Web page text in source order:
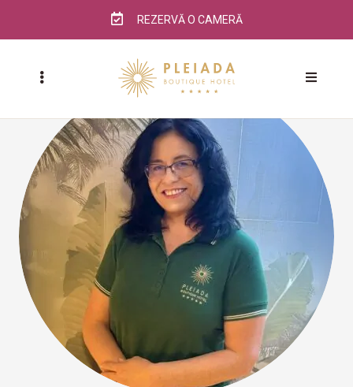
REZERVĂ O CAMERĂ